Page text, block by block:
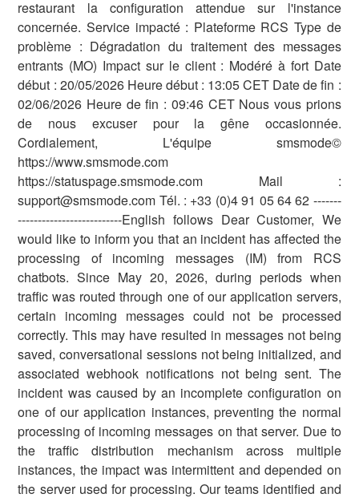
restaurant la configuration attendue sur l'instance
concernée. Service impacté : Plateforme RCS Type de
problème : Dégradation du traitement des messages
entrants (MO) Impact sur le client : Modéré à fort Date
début : 20/05/2026 Heure début : 13:05 CET Date de fin :
02/06/2026 Heure de fin : 09:46 CET Nous vous prions
de nous excuser pour la gêne occasionnée.
Cordialement, L'équipe smsmode©
https://www.smsmode.com
https://statuspage.smsmode.com Mail :
support@smsmode.com Tél. : +33 (0)4 91 05 64 62 -------
--------------------------English follows Dear Customer, We
would like to inform you that an incident has affected the
processing of incoming messages (IM) from RCS
chatbots. Since May 20, 2026, during periods when
traffic was routed through one of our application servers,
certain incoming messages could not be processed
correctly. This may have resulted in messages not being
saved, conversational sessions not being initialized, and
associated webhook notifications not being sent. The
incident was caused by an incomplete configuration on
one of our application instances, preventing the normal
processing of incoming messages on that server. Due to
the traffic distribution mechanism across multiple
instances, the impact was intermittent and depended on
the server used for processing. Our teams identified and